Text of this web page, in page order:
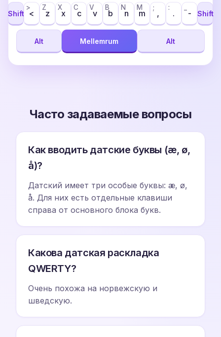
Shift <
>
z
Z
x
X
c
C
v
V
b
B
n
N
m
M
,
;
.
:
- Shift
Alt Mellemrum Alt
Часто задаваемые вопросы
Как вводить датские буквы (æ, ø,
å)?
Датский имеет три особые буквы: æ, ø,
å. Для них есть отдельные клавиши
справа от основного блока букв.
Какова датская раскладка
QWERTY?
Очень похожа на норвежскую и
шведскую.